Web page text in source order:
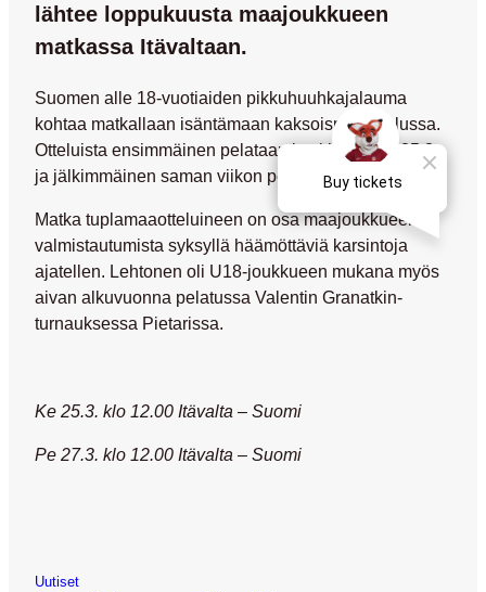
lähtee loppukuusta maajoukkueen
matkassa Itävaltaan.
Suomen alle 18-vuotiaiden pikkuhuuhkajalauma
kohtaa matkallaan isäntämaan kaksoismaaottelussa.
Otteluista ensimmäinen pelataan keskiviikkona 25.3.
ja jälkimmäinen saman viikon perjantaina 27.3.
Matka tuplamaaotteluineen on osa maajoukkueen
valmistautumista syksyllä häämöttäviä karsintoja
ajatellen. Lehtonen oli U18-joukkueen mukana myös
aivan alkuvuonna pelatussa Valentin Granatkin-
turnauksessa Pietarissa.
Ke 25.3. klo 12.00 Itävalta – Suomi
Pe 27.3. klo 12.00 Itävalta – Suomi
Uutiset